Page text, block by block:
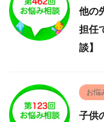
他の
担任
談】
お悩
子供